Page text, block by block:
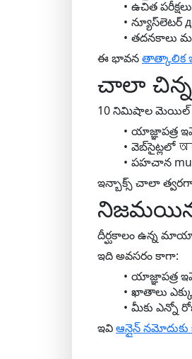
ఉచిత పరీక్షలు
న్యూస్‌లెటర్
తదనకాలు
ఈ భావన
చాలా చిన్న
10 నిమిషాల మెయిల్
యాజ్ఞాపత్ర
వెబ్‌సైట్లలో
పహచాన
ఇన్బాక్స్ చాలా
నిజమయిన
దీర్ఘకాలం ఉన్న
ఇది అవసరం కాగా:
యాజ్ఞాపత్ర
ఖాతాలు
మీకు ఎన్నో
ఇవిఆన్లైన్